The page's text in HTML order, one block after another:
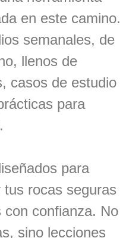
en este camino.
semanales, de
llenos de
casos de estudio
para
para
rocas seguras
confianza. No
sino lecciones